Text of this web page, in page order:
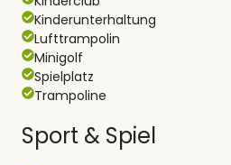
Kinderunterhaltung
Lufttrampolin
Minigolf
Spielplatz
Trampoline
Sport & Spiel